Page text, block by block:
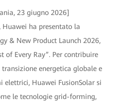
23 giugno 2026]
Huawei ha presentato la
& New Product Launch 2026,
of Every Ray”. Per contribuire
energetica globale e
elettrici, Huawei FusionSolar si
le tecnologie grid-forming,